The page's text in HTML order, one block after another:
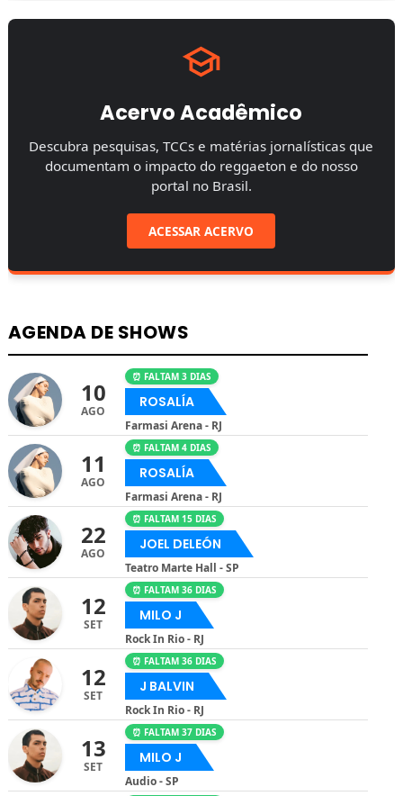
Acervo Acadêmico
Descubra pesquisas, TCCs e matérias jornalísticas que
documentam o impacto do reggaeton e do nosso
portal no Brasil.
ACESSAR ACERVO
AGENDA DE SHOWS
10
AGO
⏰ FALTAM 3 DIAS
ROSALÍA
Farmasi Arena - RJ
11
AGO
⏰ FALTAM 4 DIAS
ROSALÍA
Farmasi Arena - RJ
22
AGO
⏰ FALTAM 15 DIAS
JOEL DELEÓN
Teatro Marte Hall - SP
12
SET
⏰ FALTAM 36 DIAS
MILO J
Rock In Rio - RJ
12
SET
⏰ FALTAM 36 DIAS
J BALVIN
Rock In Rio - RJ
13
SET
⏰ FALTAM 37 DIAS
MILO J
Audio - SP